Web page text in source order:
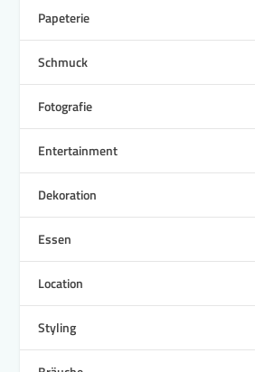
Papeterie
Schmuck
Fotografie
Entertainment
Dekoration
Essen
Location
Styling